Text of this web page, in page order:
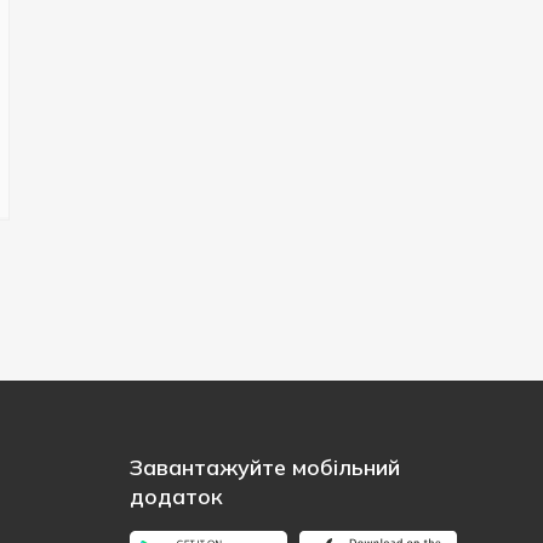
Завантажуйте мобільний
додаток